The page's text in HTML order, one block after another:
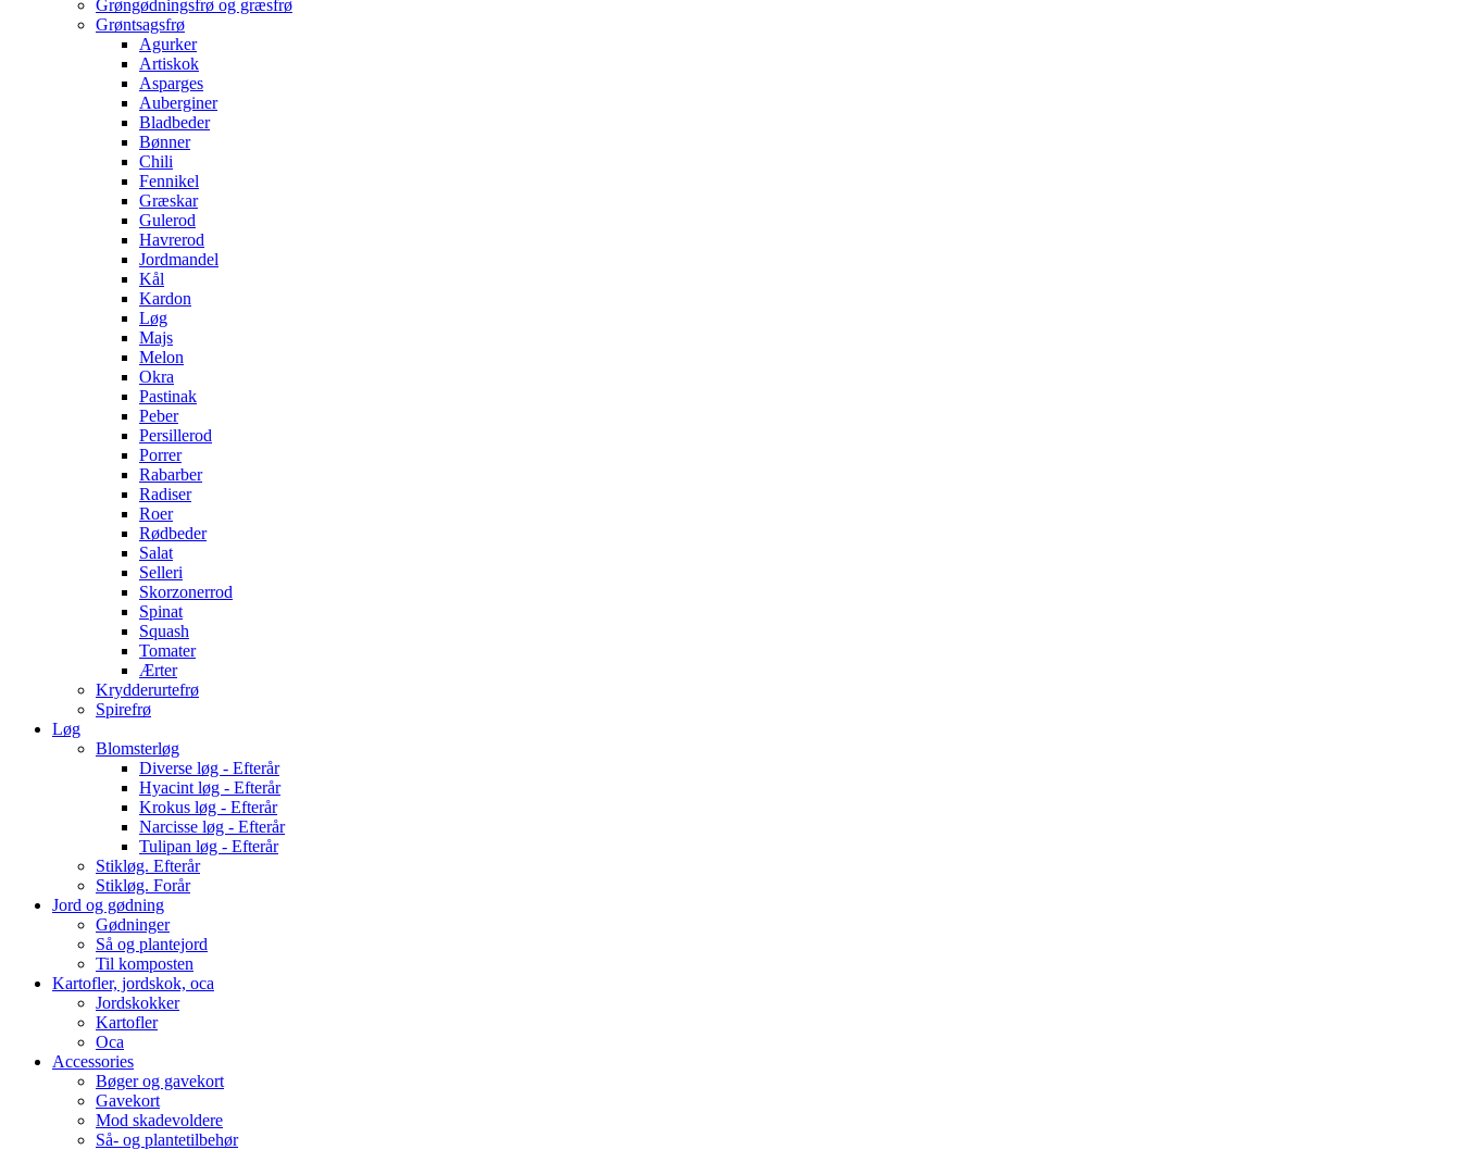
Grøngødningsfrø og græsfrø
Grøntsagsfrø
Agurker
Artiskok
Asparges
Auberginer
Bladbeder
Bønner
Chili
Fennikel
Græskar
Gulerod
Havrerod
Jordmandel
Kål
Kardon
Løg
Majs
Melon
Okra
Pastinak
Peber
Persillerod
Porrer
Rabarber
Radiser
Roer
Rødbeder
Salat
Selleri
Skorzonerrod
Spinat
Squash
Tomater
Ærter
Krydderurtefrø
Spirefrø
Løg
Blomsterløg
Diverse løg - Efterår
Hyacint løg - Efterår
Krokus løg - Efterår
Narcisse løg - Efterår
Tulipan løg - Efterår
Stikløg. Efterår
Stikløg. Forår
Jord og gødning
Gødninger
Så og plantejord
Til komposten
Kartofler, jordskok, oca
Jordskokker
Kartofler
Oca
Accessories
Bøger og gavekort
Gavekort
Mod skadevoldere
Så- og plantetilbehør